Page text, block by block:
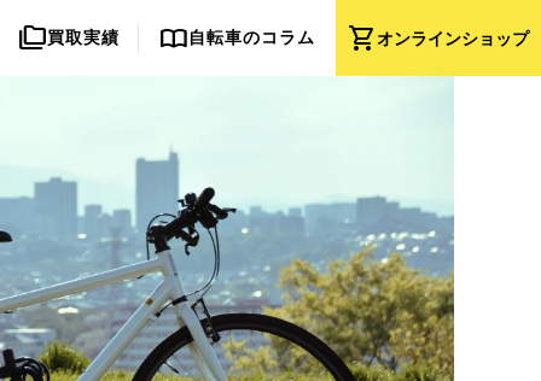
shopping_cartオンラインショップ
folder_copy買取実績 import_contacts自転車のコラム